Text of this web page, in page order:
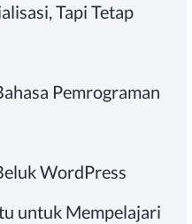
Tapi Tetap
Pemrograman
WordPress
untuk Mempelajari